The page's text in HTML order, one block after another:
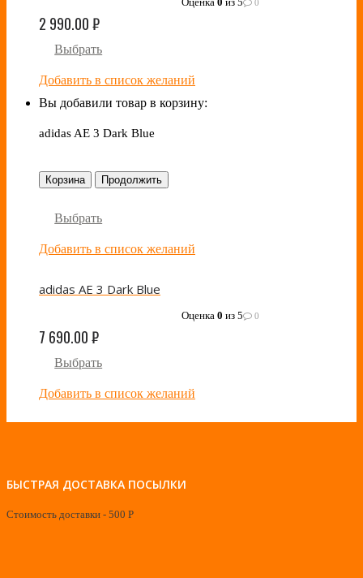
0
2 990.00₽
Выбрать
Добавить в список желаний
Вы добавили товар в корзину:
adidas AE 3 Dark Blue
Корзина Продолжить
Выбрать
Добавить в список желаний
adidas AE 3 Dark Blue
Оценка 0 из 5 0
7 690.00₽
Выбрать
Добавить в список желаний
БЫСТРАЯ ДОСТАВКА ПОСЫЛКИ
Стоимость доставки - 500 Р